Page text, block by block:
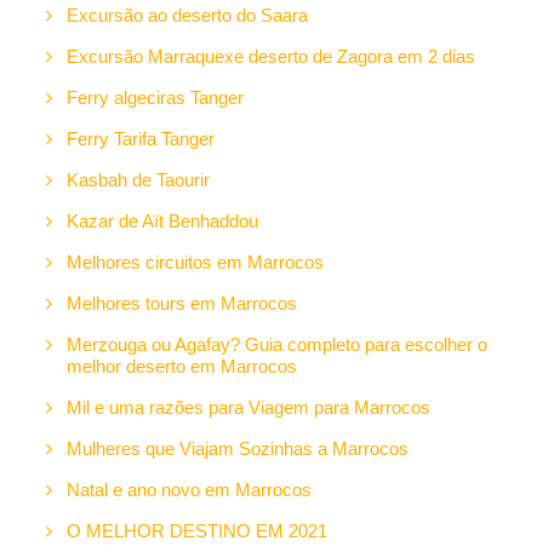
Excursão ao deserto do Saara
Excursão Marraquexe deserto de Zagora em 2 dias
Ferry algeciras Tanger
Ferry Tarifa Tanger
Kasbah de Taourir
Kazar de Aït Benhaddou
Melhores circuitos em Marrocos
Melhores tours em Marrocos
Merzouga ou Agafay? Guia completo para escolher o
melhor deserto em Marrocos
Mil e uma razões para Viagem para Marrocos
Mulheres que Viajam Sozinhas a Marrocos
Natal e ano novo em Marrocos
O MELHOR DESTINO EM 2021